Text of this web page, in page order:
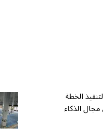
الخطة
الذكاء